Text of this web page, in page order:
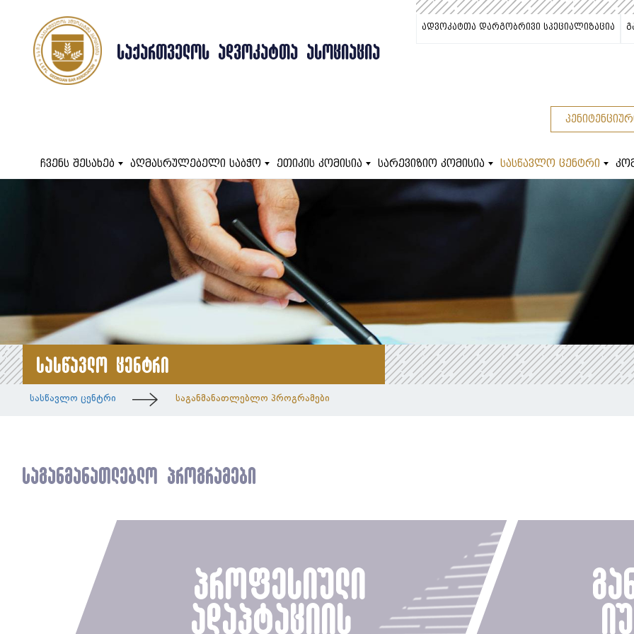
ᲡᲐᲥᲐᲠᲗᲕᲔᲚᲝᲡ ᲐᲓᲕᲝᲙᲐᲢᲗᲐ ᲐᲡᲝᲪᲘᲐᲪᲘᲐ
ადვოკატთა დარგობრივი სპეციალიზაცია
ჩვენს შესახებ აღმასრულებელი საბჭო ეთიკის კომისია სარევიზიო კომისია სასწავლო ცენტრი
სასწავლო ცენტრი
სასწავლო ცენტრი საგანმანათლებლო პროგრამები
საგანმანათლებლო პროგრამები
პროფესიული
ადაპტაციის